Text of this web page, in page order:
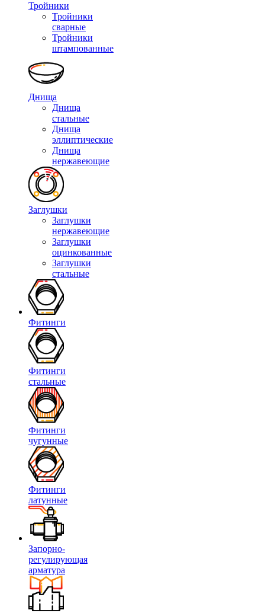
Тройники
Тройники
сварные
Тройники
штампованные
Днища
Днища
стальные
Днища
эллиптические
Днища
нержавеющие
Заглушки
Заглушки
нержавеющие
Заглушки
оцинкованные
Заглушки
стальные
Фитинги
Фитинги
стальные
Фитинги
чугунные
Фитинги
латунные
Запорно-
регулирующая
арматура